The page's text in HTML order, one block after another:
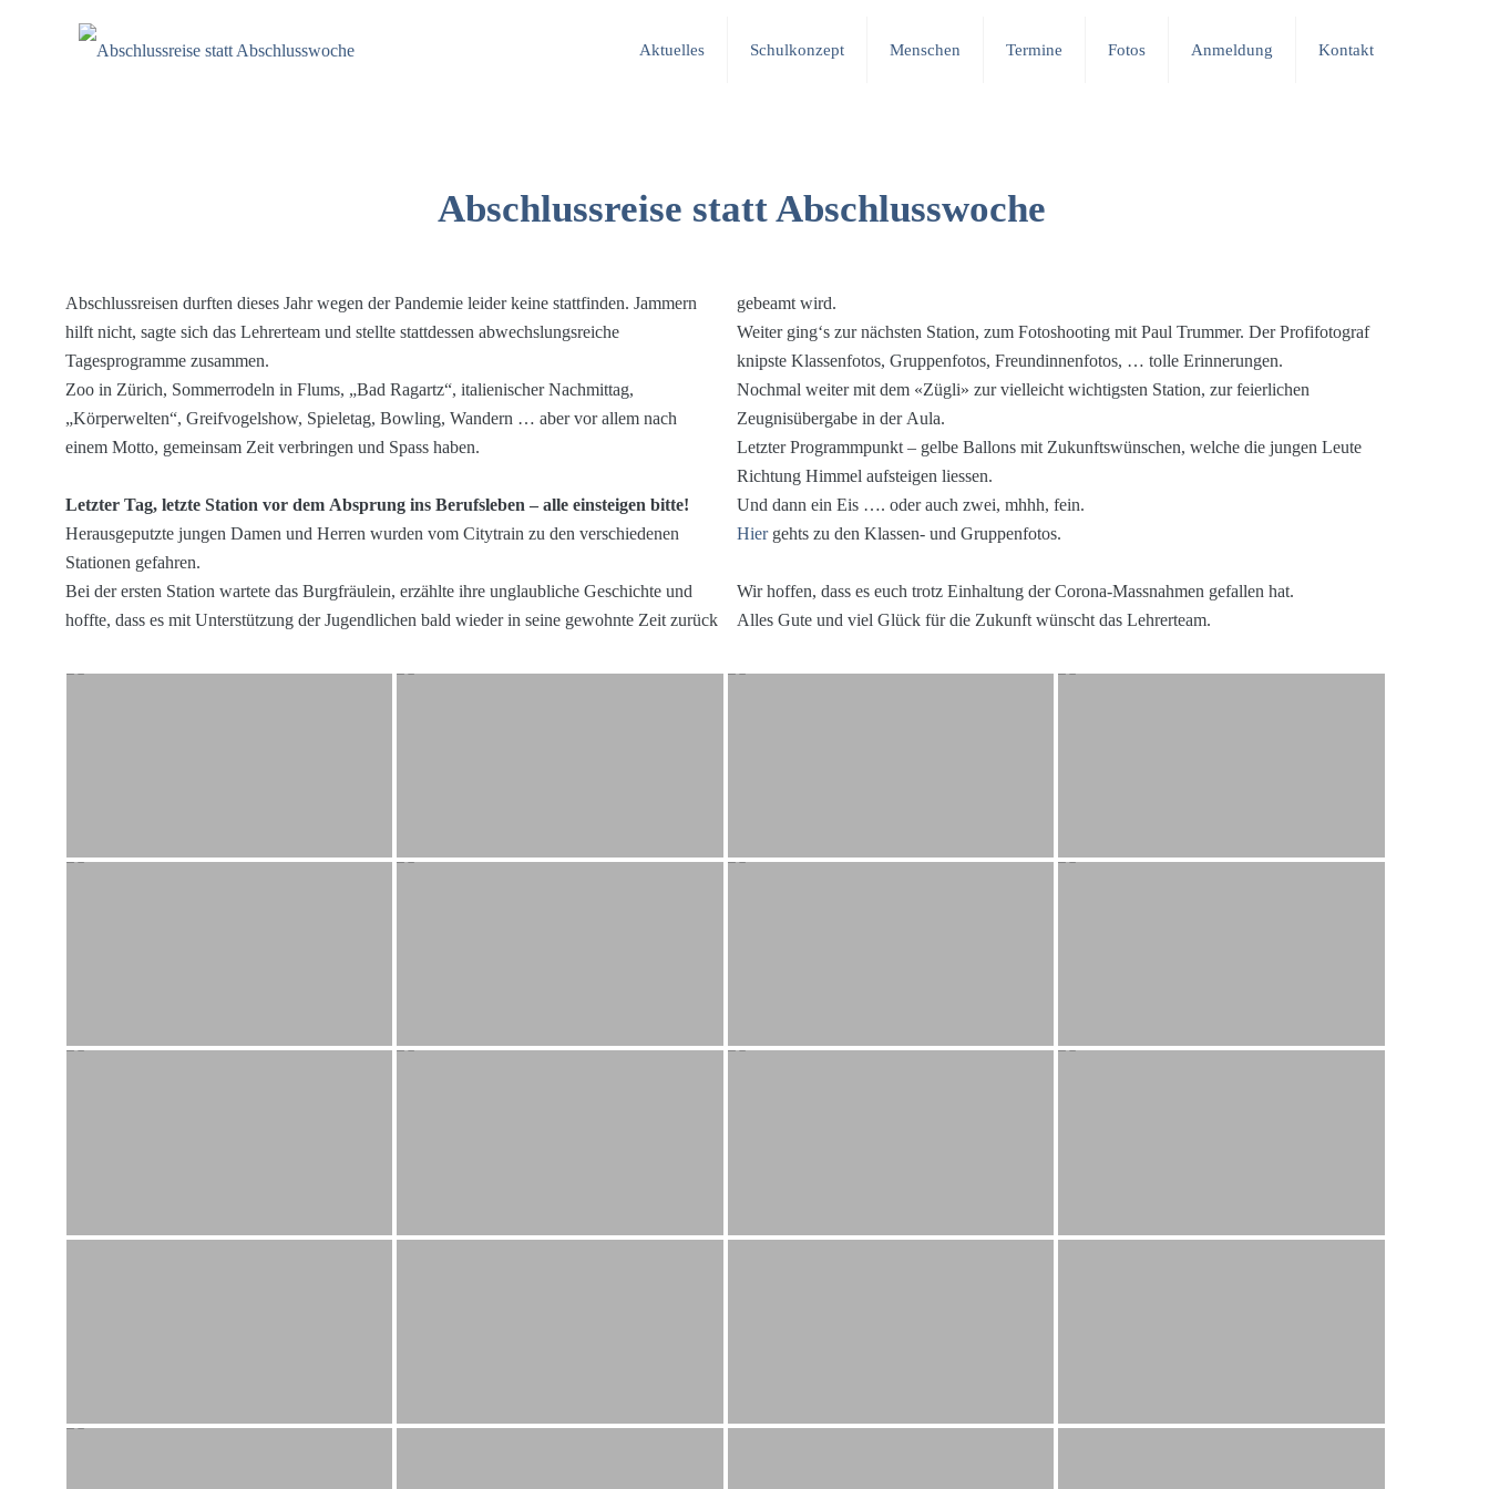
Aktuelles Schulkonzept Menschen Termine Fotos Anmeldung Kontakt
Abschlussreise statt Abschlusswoche
Abschlussreisen durften dieses Jahr wegen der Pandemie leider keine stattfinden. Jammern
hilft nicht, sagte sich das Lehrerteam und stellte stattdessen abwechslungsreiche
Tagesprogramme zusammen.
Zoo in Zürich, Sommerrodeln in Flums, „Bad Ragartz“, italienischer Nachmittag,
„Körperwelten“, Greifvogelshow, Spieletag, Bowling, Wandern … aber vor allem nach
einem Motto, gemeinsam Zeit verbringen und Spass haben.
Letzter Tag, letzte Station vor dem Absprung ins Berufsleben – alle einsteigen bitte!
Herausgeputzte jungen Damen und Herren wurden vom Citytrain zu den verschiedenen
Stationen gefahren.
Bei der ersten Station wartete das Burgfräulein, erzählte ihre unglaubliche Geschichte und
hoffte, dass es mit Unterstützung der Jugendlichen bald wieder in seine gewohnte Zeit zurück
gebeamt wird.
Weiter ging‘s zur nächsten Station, zum Fotoshooting mit Paul Trummer. Der Profifotograf
knipste Klassenfotos, Gruppenfotos, Freundinnenfotos, … tolle Erinnerungen.
Nochmal weiter mit dem «Zügli» zur vielleicht wichtigsten Station, zur feierlichen
Zeugnisübergabe in der Aula.
Letzter Programmpunkt – gelbe Ballons mit Zukunftswünschen, welche die jungen Leute
Richtung Himmel aufsteigen liessen.
Und dann ein Eis …. oder auch zwei, mhhh, fein.
Hiergehts zu den Klassen- und Gruppenfotos.
Wir hoffen, dass es euch trotz Einhaltung der Corona-Massnahmen gefallen hat.
Alles Gute und viel Glück für die Zukunft wünscht das Lehrerteam.